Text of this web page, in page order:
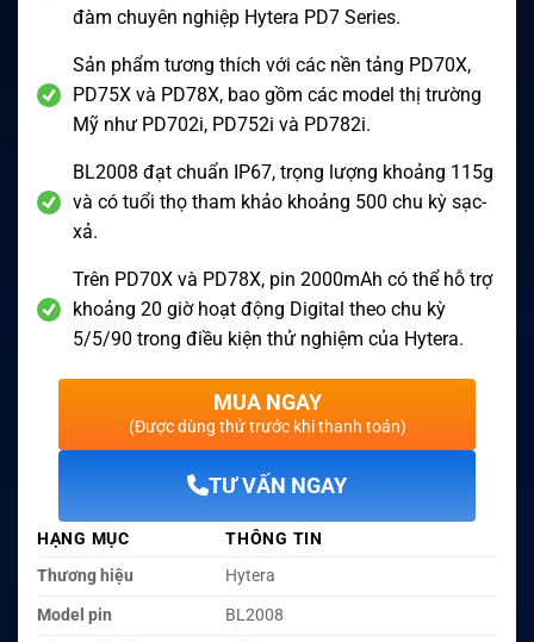
đàm chuyên nghiệp Hytera PD7 Series.
Sản phẩm tương thích với các nền tảng PD70X,
PD75X và PD78X, bao gồm các model thị trường
Mỹ như PD702i, PD752i và PD782i.
BL2008 đạt chuẩn IP67, trọng lượng khoảng 115g
và có tuổi thọ tham khảo khoảng 500 chu kỳ sạc-
xả.
Trên PD70X và PD78X, pin 2000mAh có thể hỗ trợ
khoảng 20 giờ hoạt động Digital theo chu kỳ
5/5/90 trong điều kiện thử nghiệm của Hytera.
MUA NGAY
(Được dùng thử trước khi thanh toán)
TƯ VẤN NGAY
HẠNG MỤC
THÔNG TIN
Thương hiệu
Hytera
Model pin
BL2008